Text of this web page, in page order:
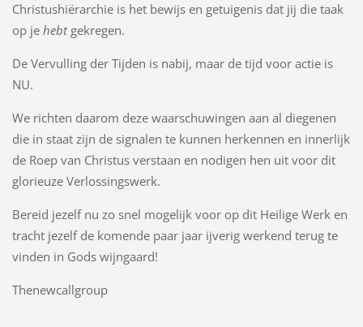
Christushiërarchie is het bewijs en getuigenis dat jij die taak
op je hebtgekregen.
De Vervulling der Tijden is nabij, maar de tijd voor actie is
NU.
We richten daarom deze waarschuwingen aan al diegenen
die in staat zijn de signalen te kunnen herkennen en innerlijk
de Roep van Christus verstaan en nodigen hen uit voor dit
glorieuze Verlossingswerk.
Bereid jezelf nu zo snel mogelijk voor op dit Heilige Werk en
tracht jezelf de komende paar jaar ijverig werkend terug te
vinden in Gods wijngaard!
Thenewcallgroup